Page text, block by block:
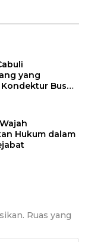
yang
Bus
Hukum dalam
Ruas yang